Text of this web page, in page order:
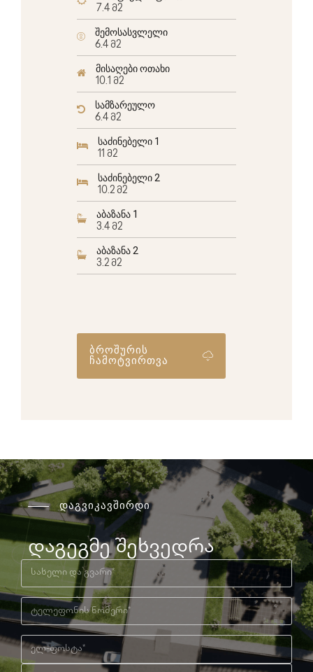
7.4 მ2
შემოსასვლელი
6.4 მ2
მისაღები ოთახი
10.1 მ2
სამზარეულო
6.4 მ2
საძინებელი 1
11 მ2
საძინებელი 2
10.2 მ2
აბაზანა 1
3.4 მ2
აბაზანა 2
3.2 მ2
ბროშურის
ჩამოტვირთვა
დაგვიკავშირდი
დაგეგმე შეხვედრა